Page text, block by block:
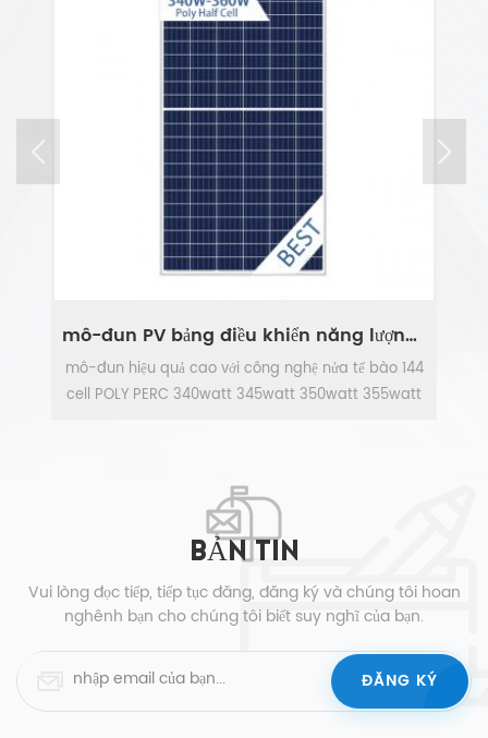
mô-đun PV bảng điều khiển năng lượng mặt trời nửa tế bào đa tinh thể
mô-đun hiệu quả cao với công nghệ nửa tế bào 144
cell POLY PERC 340watt 345watt 350watt 355watt
BẢN TIN
Vui lòng đọc tiếp, tiếp tục đăng, đăng ký và chúng tôi hoan
nghênh bạn cho chúng tôi biết suy nghĩ của bạn.